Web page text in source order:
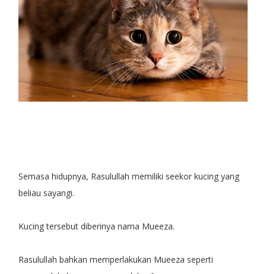
Semasa hidupnya, Rasulullah memiliki seekor kucing yang
beliau sayangi.
Kucing tersebut diberinya nama Mueeza.
Rasulullah bahkan memperlakukan Mueeza seperti